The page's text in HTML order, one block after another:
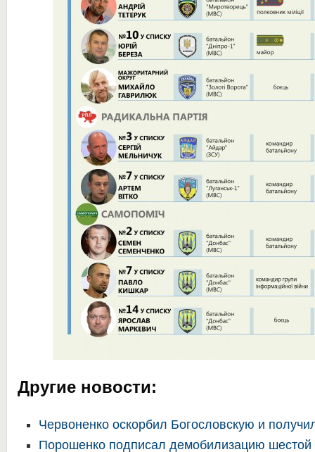
Другие новости:
Червоненко оскорбил Богословскую и
Порошенко подписал демобилизацию